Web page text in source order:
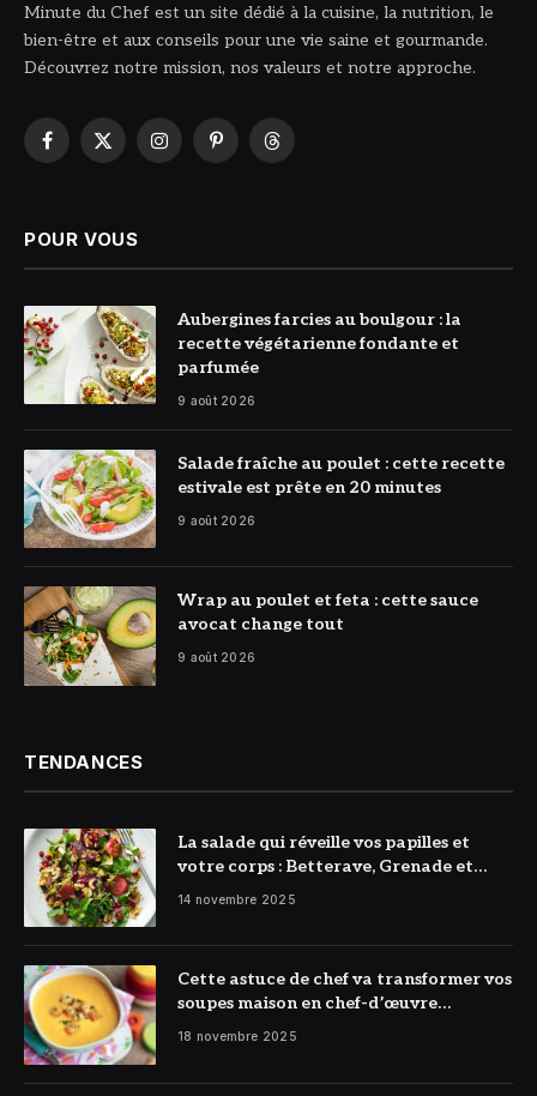
Minute du Chef est un site dédié à la cuisine, la nutrition, le
bien-être et aux conseils pour une vie saine et gourmande.
Découvrez notre mission, nos valeurs et notre approche.
Facebook
X
InstagramPinterestThreads
POUR VOUS
© DR
Aubergines farcies au boulgour : la
recette végétarienne fondante et
parfumée
9 août 2026
© DR
Salade fraîche au poulet : cette recette
estivale est prête en 20 minutes
9 août 2026
© DR
Wrap au poulet et feta : cette sauce
avocat change tout
9 août 2026
TENDANCES
La salade qui réveille vos papilles et
votre corps : Betterave, Grenade et
Citron à l’honneur
14 novembre 2025
Cette astuce de chef va transformer vos
soupes maison en chef-d’œuvre
réconfortant
18 novembre 2025